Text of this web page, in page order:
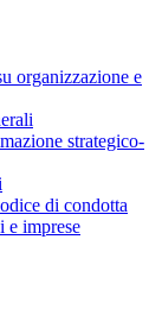
organizzazione e
strategico-
di condotta
e imprese